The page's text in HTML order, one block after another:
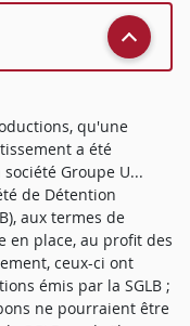
qu'une
a été
Groupe U...
de Détention
aux termes de
en place, au profit des
ceux-ci ont
émis par la SGLB ;
ne pourraient être